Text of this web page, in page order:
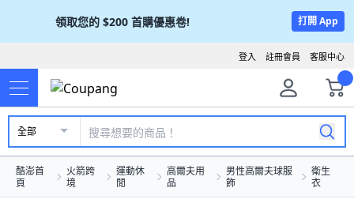
領取您的 $200 首購優惠卷! 打開 App
客服中心
註冊會員
登入
全部
酷澎首
頁
火箭跨
境
運動休
閒
高爾夫用
品
男性高爾夫球服
飾
衛生
衣